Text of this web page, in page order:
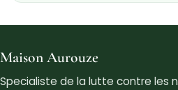
Maison Aurouze
Specialiste de la lutte contre les